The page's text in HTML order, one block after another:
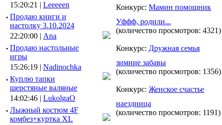
15:20:21 | Leeeeen
· Продаю книги и
настолку 3.10.2024
22:20:00 | Ana
· Продаю настольные
игры
15:26:19 | Nadinochka
· Куплю тапки
шерстяные валяные
14:02:46 | LukolgaO
· Лыжный костюм 4F
комбез+куртка XL
Конкурс: Мамин помощник
Уффф, родили...
(количество просмотров: 4321)
Конкурс: Дружная семья
зимние забавы
(количество просмотров: 1356)
Конкурс: Женское счастье
наездница
(количество просмотров: 1191)